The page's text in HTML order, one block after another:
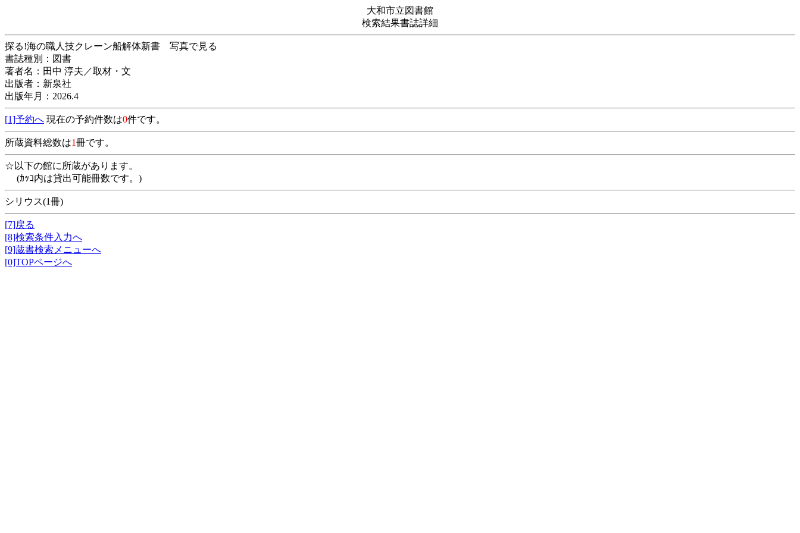
大和市立図書館
検索結果書誌詳細
探る!海の職人技クレーン船解体新書 写真で見る
書誌種別：図書
著者名：田中 淳夫／取材・文
出版者：新泉社
出版年月：2026.4
[1]予約へ 現在の予約件数は0件です。
所蔵資料総数は1冊です。
☆以下の館に所蔵があります。
(ｶｯｺ内は貸出可能冊数です。)
シリウス(1冊)
[7]戻る
[8]検索条件入力へ
[9]蔵書検索メニューへ
[0]TOPページへ